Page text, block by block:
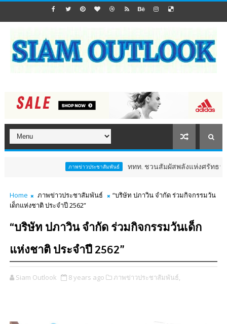
ภาพข่าวประชาสัมพันธ์ ททท. ชวนสัมผัสพลังแห่งศรัทธา ร่วมงาน
Home ภาพข่าวประชาสัมพันธ์
“บริษัท ปภาวิน จำกัด ร่วมกิจกรรมวัน
เด็กแห่งชาติ ประจำปี 2562”
“บริษัท ปภาวิน จำกัด ร่วมกิจกรรมวันเด็ก
แห่งชาติ ประจำปี 2562”
Siam Outlook 8 years ago ภาพข่าวประชาสัมพันธ์,